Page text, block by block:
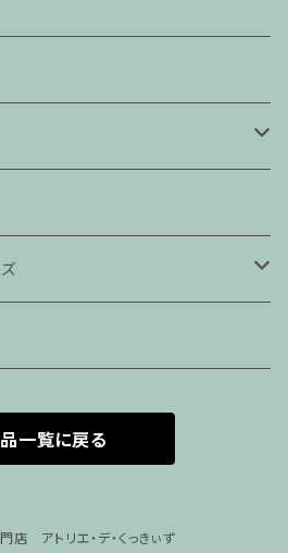
スン
一覧に戻る
アトリエ・デ・くっきぃず